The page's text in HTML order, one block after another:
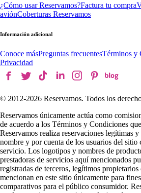
¿Cómo usar Reservamos?Factura tu compra
aviónCoberturas Reservamos
Información adicional
Conoce másPreguntas frecuentesTérminos y
Privacidad
© 2012-2026 Reservamos. Todos los
Reservamos únicamente actúa como
de acuerdo a los Términos y Condiciones
Reservamos realiza reservaciones legítimas
nombre y por cuenta de los usuarios del sitio
servicio. Los logotipos y nombres de
prestadoras de servicios aquí mencionados
registradas de terceros, legítimos propietarios
mencionan en este sitio únicamente para
comparativos para el público consumidor.